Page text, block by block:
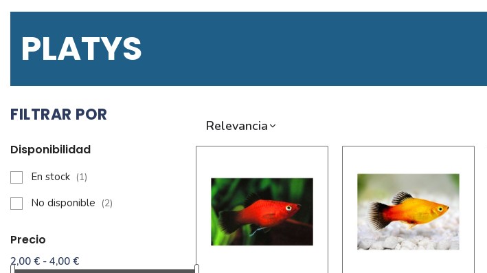
PLATYS
FILTRAR POR
Disponibilidad
En stock (1)
No disponible (2)
Precio
2,00 € - 4,00 €
Relevancia